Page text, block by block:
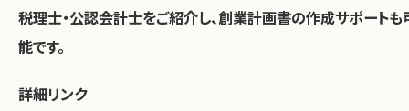
税理士・公認会計士をご紹介し、創業計画書の作成サポートも
能です。
詳細リンク